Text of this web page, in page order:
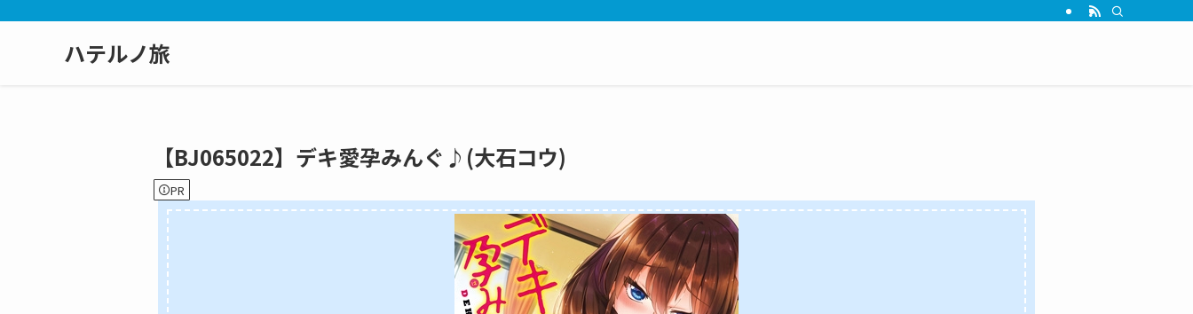
ハテルノ旅
【BJ065022】デキ愛孕みんぐ♪(大石コウ)
PR